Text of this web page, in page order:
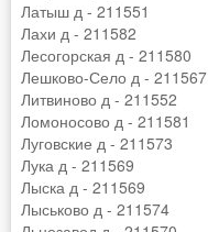
Латыш д - 211551
Лахи д - 211582
Лесогорская д - 211580
Лешково-Село д - 211567
Литвиново д - 211552
Ломоносово д - 211581
Луговские д - 211573
Лука д - 211569
Лыска д - 211569
Лыськово д - 211574